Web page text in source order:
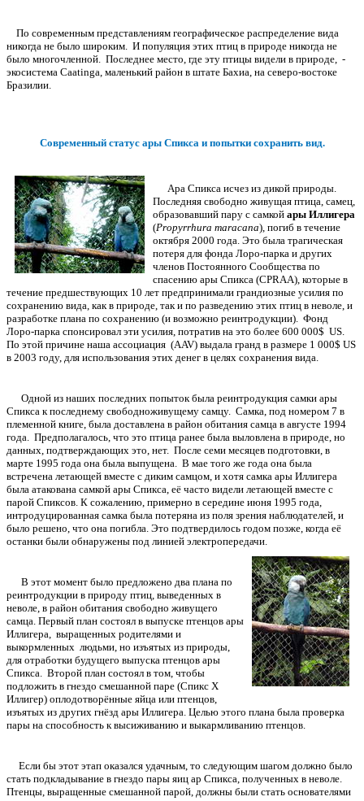
По современным представлениям географическое распределение вида
никогда не было широким. И популяция этих птиц в природе никогда не
было многочленной. Последнее место, где эту птицы видели в природе, -
экосистема Caatinga, маленький район в штате Бахиа, на северо-востоке
Бразилии.
Современный статус ары Спикса и попытки сохранить вид.
Ара Спикса исчез из дикой природы.
Последняя свободно живущая птица, самец,
образовавший пару с самкой ары Иллигера
(Propyrrhura maracana), погиб в течение
октября 2000 года. Это была трагическая
потеря для фонда Лоро-парка и других
членов Постоянного Сообщества по
спасению ары Спикса (CPRAA), которые в
течение предшествующих 10 лет предпринимали грандиозные усилия по
сохранению вида, как в природе, так и по разведению этих птиц в неволе, и
разработке плана по сохранению (и возможно реинтродукции). Фонд
Лоро-парка спонсировал эти усилия, потратив на это более 600 000$ US.
По этой причине наша ассоциация (AAV) выдала гранд в размере 1 000$ US
в 2003 году, для использования этих денег в целях сохранения вида.
Одной из наших последних попыток была реинтродукция самки ары
Спикса к последнему свободноживущему самцу. Самка, под номером 7 в
племенной книге, была доставлена в район обитания самца в августе 1994
года. Предполагалось, что это птица ранее была выловлена в природе, но
данных, подтверждающих это, нет. После семи месяцев подготовки, в
марте 1995 года она была выпущена. В мае того же года она была
встречена летающей вместе с диким самцом, и хотя самка ары Иллигера
была атакована самкой ары Спикса, её часто видели летающей вместе с
парой Спиксов. К сожалению, примерно в середине июня 1995 года,
интродуцированная самка была потеряна из поля зрения наблюдателей, и
было решено, что она погибла. Это подтвердилось годом позже, когда её
останки были обнаружены под линией электропередачи.
В этот момент было предложено два плана по
реинтродукции в природу птиц, выведенных в
неволе, в район обитания свободно живущего
самца. Первый план состоял в выпуске птенцов ары
Иллигера, выращенных родителями и
выкормленных людьми, но изъятых из природы,
для отработки будущего выпуска птенцов ары
Спикса. Второй план состоял в том, чтобы
подложить в гнездо смешанной паре (Спикс Х
Иллигер) оплодотворённые яйца или птенцов,
изъятых из других гнёзд ары Иллигера. Целью этого плана была проверка
пары на способность к высиживанию и выкармливанию птенцов.
Если бы этот этап оказался удачным, то следующим шагом должно было
стать подкладывание в гнездо пары яиц ар Спикса, полученных в неволе.
Птенцы, выращенные смешанной парой, должны были стать основателями